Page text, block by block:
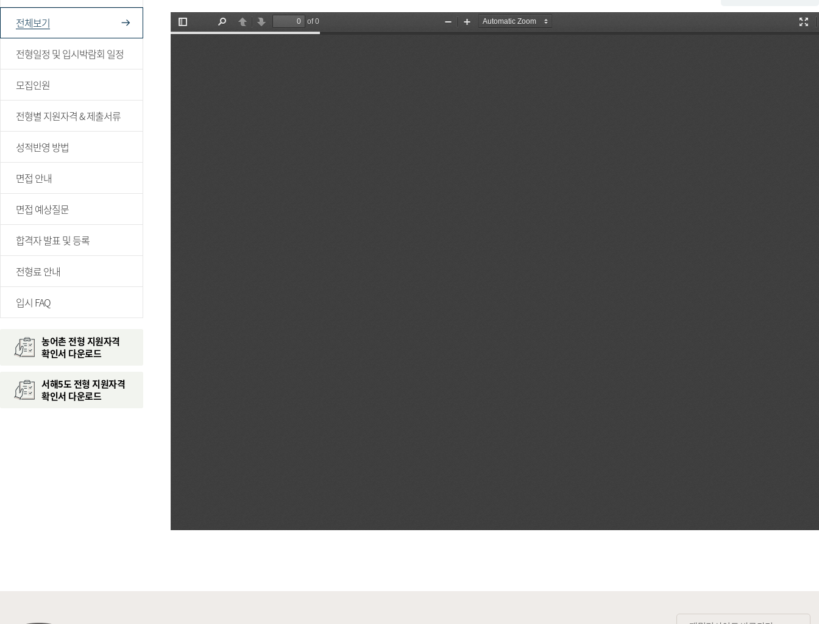
전체보기
전형일정 및 입시박람회 일정
모집인원
전형별 지원자격 & 제출서류
성적반영 방법
면접 안내
면접 예상질문
합격자 발표 및 등록
전형료 안내
입시 FAQ
농어촌 전형 지원자격
확인서 다운로드
서해5도 전형 지원자격
확인서 다운로드